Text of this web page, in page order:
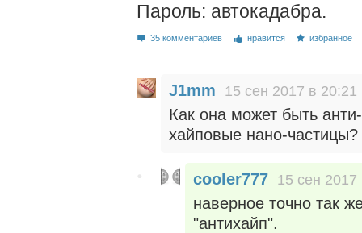
Пароль: автокадабра.
35 комментариев нравится избранное
J1mm 15 сен 2017 в 20:21
Как она может быть
хайповые нано-
cooler777 15 сен 2017
наверное точно так
"антихайп".